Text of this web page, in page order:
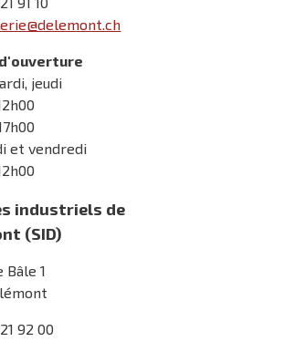
jeudi
et vendredi
industriels de
(SID)
Bâle 1
92 00